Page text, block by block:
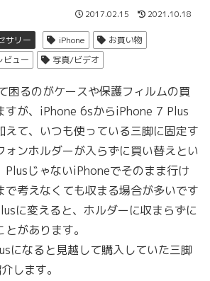
2017.02.15 2021.10.18
サリー iPhone
お買い物
ビュー 写真/ビデオ
困るのがケースや保護フィルムの買
すが、iPhone 6sからiPhone 7 Plus
えて、いつも使っている三脚に固定す
ォンホルダーが入らずに買い替えとい
PlusじゃないiPhoneでそのまま行け
で考えなくても収まる場合が多いです
に変えると、ホルダーに収まらずに
があります。
になると見越して購入していた三脚
します。